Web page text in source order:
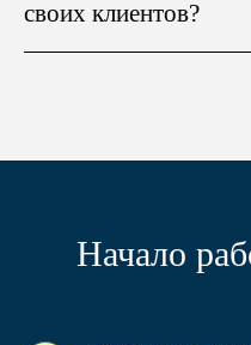
своих клиентов?
Начало